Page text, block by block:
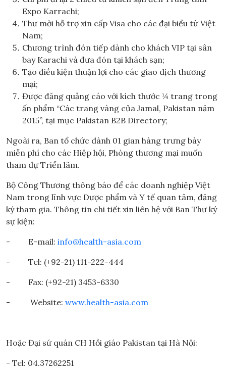
Expo Karrachi;
Thư mời hỗ trợ xin cấp Visa cho các đại biểu từ Việt
Nam;
Chương trình đón tiếp dành cho khách VIP tại sân
bay Karachi và đưa đón tại khách sạn;
Tạo điều kiện thuận lợi cho các giao dịch thương
mại;
Được đăng quảng cáo với kích thước ¼ trang trong
ấn phẩm “Các trang vàng của Jamal, Pakistan năm
2015”, tại mục Pakistan B2B Directory;
Ngoài ra, Ban tổ chức dành 01 gian hàng trưng bày
miễn phí cho các Hiệp hội, Phòng thương mại muốn
tham dự Triển lãm.
Bộ Công Thương thông báo để các doanh nghiệp Việt
Nam trong lĩnh vực Dược phẩm và Y tế quan tâm, đăng
ký tham gia. Thông tin chi tiết xin liên hệ với Ban Thư ký
sự kiện:
- E-mail: info@health-asia.com
- Tel: (+92-21) 111-222-444
- Fax: (+92-21) 3453-6330
- Website: www.health-asia.com
Hoặc Đại sứ quán CH Hồi giáo Pakistan tại Hà Nội:
- Tel: 04.37262251